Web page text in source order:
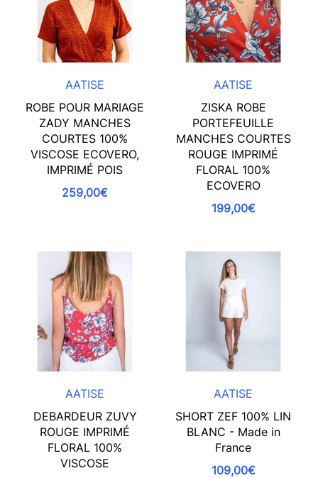
AATISE
ROBE POUR MARIAGE
ZADY MANCHES
COURTES 100%
VISCOSE ECOVERO,
IMPRIMÉ POIS
259,00€
AATISE
ZISKA ROBE
PORTEFEUILLE
MANCHES COURTES
ROUGE IMPRIMÉ
FLORAL 100%
ECOVERO
199,00€
AATISE
DEBARDEUR ZUVY
ROUGE IMPRIMÉ
FLORAL 100%
VISCOSE
AATISE
SHORT ZEF 100% LIN
BLANC - Made in
France
109,00€